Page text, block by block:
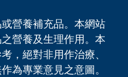
營養補充品。本網站
營養及生理作用。本
，絕對非用作治療、
為專業意見之意圖。